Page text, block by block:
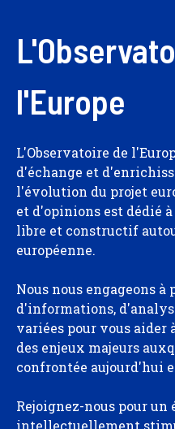
l'Europe
L'Observatoire de
d'échange et
l'évolution du projet
et d'opinions est dédié
libre et constructif
européenne.
Nous nous engageons
d'informations,
variées pour vous aider
des enjeux majeurs
confrontée aujourd'hui
Rejoignez-nous pour un
intellectuellement